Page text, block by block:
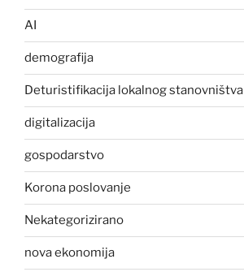
AI
demografija
Deturistifikacija lokalnog stanovništva
digitalizacija
gospodarstvo
Korona poslovanje
Nekategorizirano
nova ekonomija